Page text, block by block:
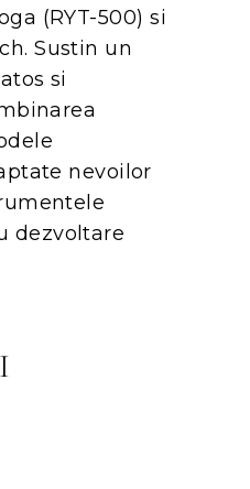
(RYT-500) si
Sustin un
si
nevoilor
dezvoltare